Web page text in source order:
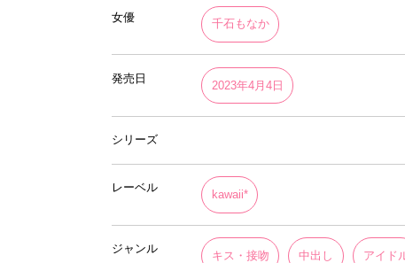
女優
千石もなか
発売日
2023年4月4日
シリーズ
レーベル
kawaii*
ジャンル
キス・接吻 中出し アイド